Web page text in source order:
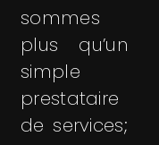
sommes
plus qu’un
simple
prestataire
de services;